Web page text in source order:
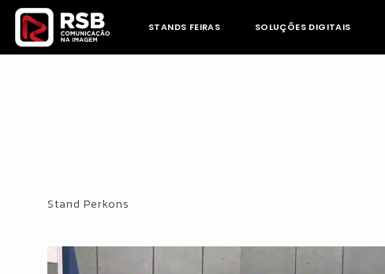
Skip
content
STANDS FEIRAS SOLUÇÕES DIGITAIS
Stand Perkons